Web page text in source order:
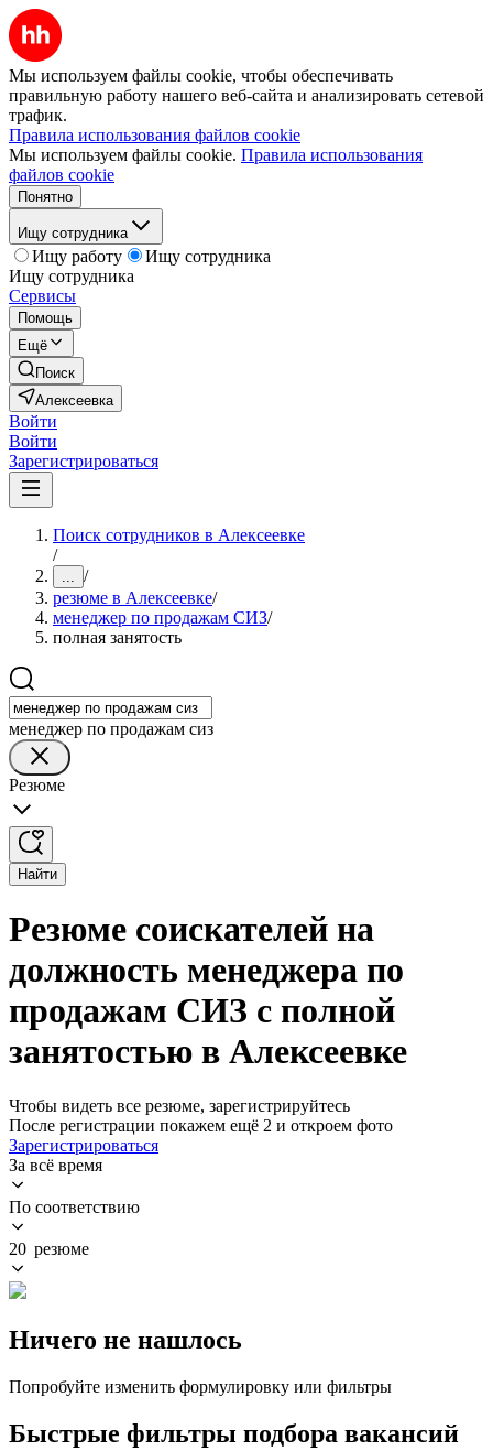
Мы используем файлы cookie, чтобы обеспечивать
правильную работу нашего веб-сайта и анализировать сетевой
трафик.
Правила использования файлов cookie
Мы используем файлы cookie. Правила использования
файлов cookie
Понятно
Ищу сотрудника
Ищу работу
Ищу сотрудника
Ищу сотрудника
Сервисы
Помощь
Ещё
Поиск
Алексеевка
Войти
Войти
Зарегистрироваться
Поиск сотрудников в Алексеевке
/
... /
резюме в Алексеевке/
менеджер по продажам СИЗ/
полная занятость
менеджер по продажам сиз
Резюме
Найти
Резюме соискателей на
должность менеджера по
продажам СИЗ с полной
занятостью в Алексеевке
Чтобы видеть все резюме, зарегистрируйтесь
После регистрации покажем ещё 2 и откроем фото
Зарегистрироваться
За всё время
По соответствию
20 резюме
Ничего не нашлось
Попробуйте изменить формулировку или фильтры
Быстрые фильтры подбора вакансий